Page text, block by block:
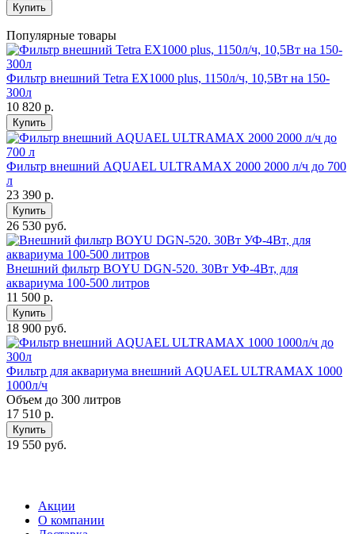
Купить
Популярные товары
Фильтр внешний Tetra EX1000 plus, 1150л/ч, 10,5Вт на 150-
300л
10 820 р.
Купить
Фильтр внешний AQUAEL ULTRAMAX 2000 2000 л/ч до 700
л
23 390 р.
Купить
26 530 руб.
Внешний фильтр BOYU DGN-520. 30Вт УФ-4Вт, для
аквариума 100-500 литров
11 500 р.
Купить
18 900 руб.
Фильтр для аквариума внешний AQUAEL ULTRAMAX 1000
1000л/ч
Объем до 300 литров
17 510 р.
Купить
19 550 руб.
Акции
О компании